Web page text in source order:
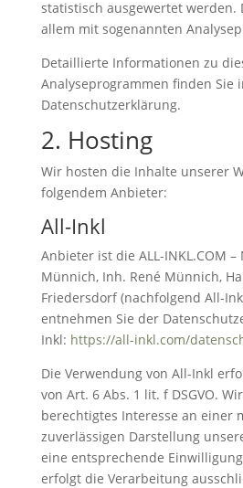
statistisch ausgewertet werden.
allem mit sogenannten
Detaillierte Informationen zu
Analyseprogrammen finden Sie
Datenschutzerklärung.
2. Hosting
Wir hosten die Inhalte unserer
folgendem Anbieter:
All-Inkl
Anbieter ist die ALL-INKL.COM
Münnich, Inh. René Münnich,
Friedersdorf (nachfolgend All-
entnehmen Sie der
Inkl: https://all-inkl.com/
Die Verwendung von All-Inkl
von Art. 6 Abs. 1 lit. f DSGVO.
berechtigtes Interesse an einer
zuverlässigen Darstellung
eine entsprechende
erfolgt die Verarbeitung